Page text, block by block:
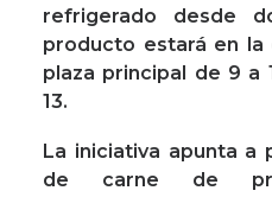
refrigerado desde
producto estará en la
plaza principal de 9 a
13.
La iniciativa apunta a
de carne de